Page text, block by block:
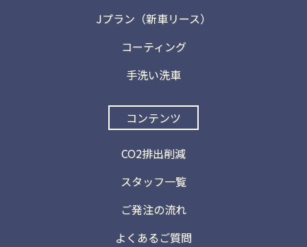
Jプラン（新車リース）
コーティング
手洗い洗車
コンテンツ
CO2排出削減
スタッフ一覧
ご発注の流れ
よくあるご質問